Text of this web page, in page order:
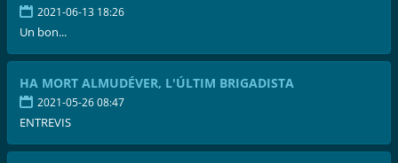
2021-06-13 18:26
Un bon...
HA MORT ALMUDÉVER, L'ÚLTIM BRIGADISTA
2021-05-26 08:47
ENTREVIS